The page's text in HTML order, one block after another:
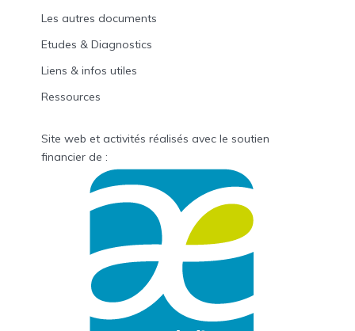
Les autres documents
Etudes & Diagnostics
Liens & infos utiles
Ressources
Site web et activités réalisés avec le soutien
financier de :